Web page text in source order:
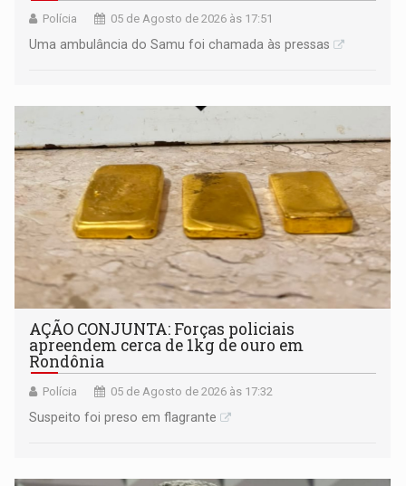
Polícia 05 de Agosto de 2026 às 17:51
Uma ambulância do Samu foi chamada às pressas
AÇÃO CONJUNTA: Forças policiais
apreendem cerca de 1kg de ouro em
Rondônia
Polícia 05 de Agosto de 2026 às 17:32
Suspeito foi preso em flagrante